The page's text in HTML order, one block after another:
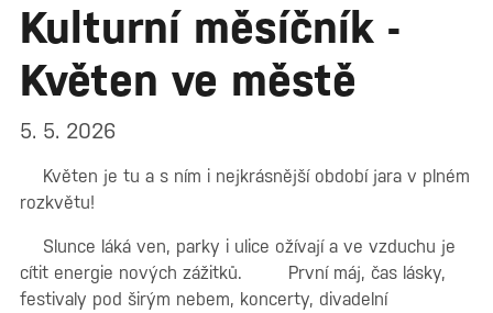
Kulturní měsíčník -
Květen ve městě
5. 5. 2026
Květen je tu a s ním i nejkrásnější období jara v plném
rozkvětu!
Slunce láká ven, parky i ulice ožívají a ve vzduchu je
cítit energie nových zážitků.
První máj, čas lásky,
festivaly pod širým nebem, koncerty, divadelní